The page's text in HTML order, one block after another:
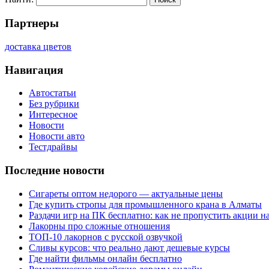
Партнеры
доставка цветов
Навигация
Автостатьи
Без рубрики
Интересное
Новости
Новости авто
Тестдрайвы
Последние новости
Сигареты оптом недорого — актуальные цены
Где купить стропы для промышленного крана в Алматы
Раздачи игр на ПК бесплатно: как не пропустить акции
Лакорны про сложные отношения
ТОП-10 лакорнов с русской озвучкой
Сливы курсов: что реально дают дешевые курсы
Где найти фильмы онлайн бесплатно